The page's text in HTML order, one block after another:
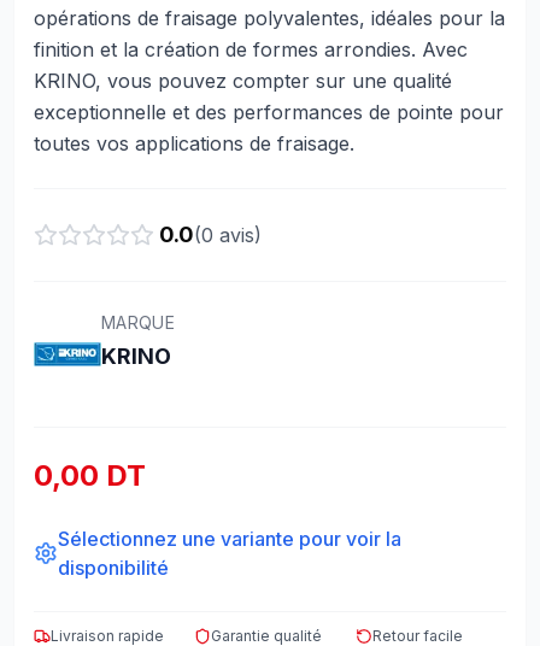
opérations de fraisage polyvalentes, idéales pour la
finition et la création de formes arrondies. Avec
KRINO, vous pouvez compter sur une qualité
exceptionnelle et des performances de pointe pour
toutes vos applications de fraisage.
0.0(0 avis)
MARQUE
KRINO
0,00 DT
Sélectionnez une variante pour voir la
disponibilité
Livraison rapide Garantie qualité Retour facile